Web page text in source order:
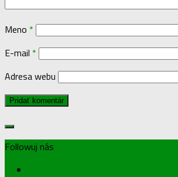
Meno *
E-mail *
Adresa webu
Followuj nás